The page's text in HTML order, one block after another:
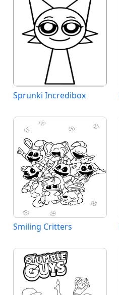
Sprunki Incredibox
Smiling Critters